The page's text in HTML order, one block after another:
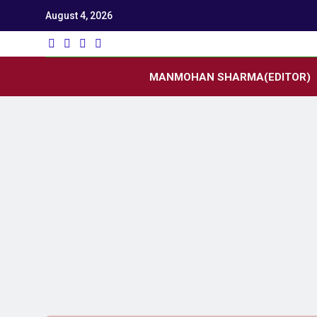
August 4, 2026
MANMOHAN SHARMA(EDITOR)